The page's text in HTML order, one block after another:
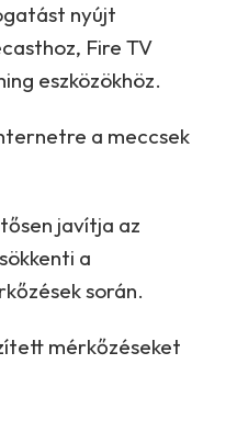
nyújt
Fire TV
eszközökhöz.
a meccsek
javítja az
a
során.
mérkőzéseket